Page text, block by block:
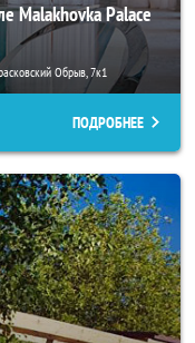
Malakhovka Palace
Обрыв, 7к1
ПОДРОБНЕЕ